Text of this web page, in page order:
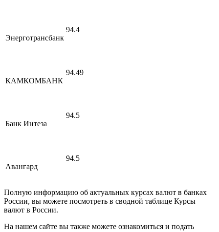
Энерготрансбанк
94.4
КАМКОМБАНК
94.49
Банк Интеза
94.5
Авангард
94.5
Полную информацию об актуальных курсах валют в банках
России, вы можете посмотреть в сводной таблице Курсы
валют в России.
На нашем сайте вы также можете ознакомиться и подать